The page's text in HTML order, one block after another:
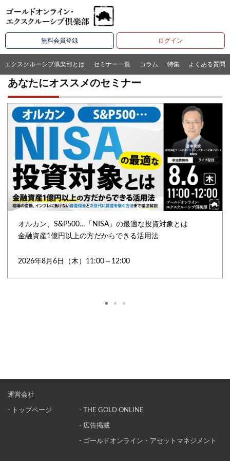
無料会員登録 ログイン
エクスクルーシブ倶楽部とは セミナー一覧 コラム 特集 よくある質問
あなたにオススメのセミナー
オルカン、S&P500…「NISA」の最適な投資対象とは
金融資産1億円以上の方だからできる活用法
2026年8月6日（木）11:00～12:00
運営会社
- トップページ - THE GOLD ONLINE
- 広告掲載
- ゴールドオンライン・アセットマネジメント